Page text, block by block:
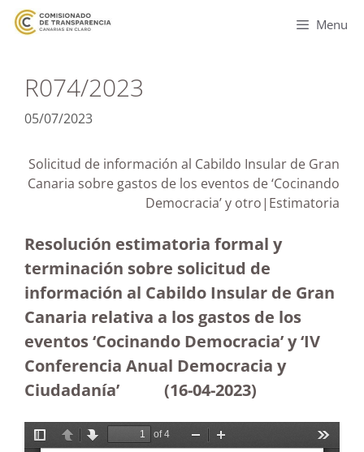
Menu
R074/2023
05/07/2023
Solicitud de información al Cabildo Insular de Gran
Canaria sobre gastos de los eventos de ‘Cocinando
Democracia’ y otro|Estimatoria
Resolución estimatoria formal y
terminación sobre solicitud de
información al Cabildo Insular de Gran
Canaria relativa a los gastos de los
eventos ‘Cocinando Democracia’ y ‘IV
Conferencia Anual Democracia y
Ciudadanía’ (16-04-2023)